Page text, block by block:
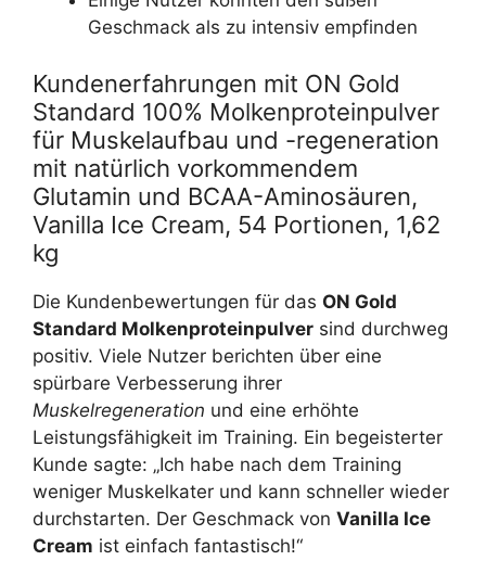
Geschmack als zu intensiv empfinden
Kundenerfahrungen mit ON Gold
Standard 100% Molkenproteinpulver
für Muskelaufbau und -regeneration
mit natürlich vorkommendem
Glutamin und BCAA-Aminosäuren,
Vanilla Ice Cream, 54 Portionen, 1,62
kg
Die Kundenbewertungen für das ON Gold
Standard Molkenproteinpulver sind durchweg
positiv. Viele Nutzer berichten über eine
spürbare Verbesserung ihrer
Muskelregeneration und eine erhöhte
Leistungsfähigkeit im Training. Ein begeisterter
Kunde sagte: „Ich habe nach dem Training
weniger Muskelkater und kann schneller wieder
durchstarten. Der Geschmack von Vanilla Ice
Cream ist einfach fantastisch!“